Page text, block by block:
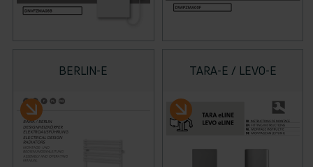
BERLIN-E TARA-E / LEVO-E